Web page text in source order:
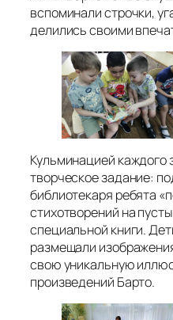
вспоминали строчки,
делились своими
Кульминацией каждого
творческое задание:
библиотекаря ребята
стихотворений на
специальной книги.
размещали
свою уникальную
произведений Барто.